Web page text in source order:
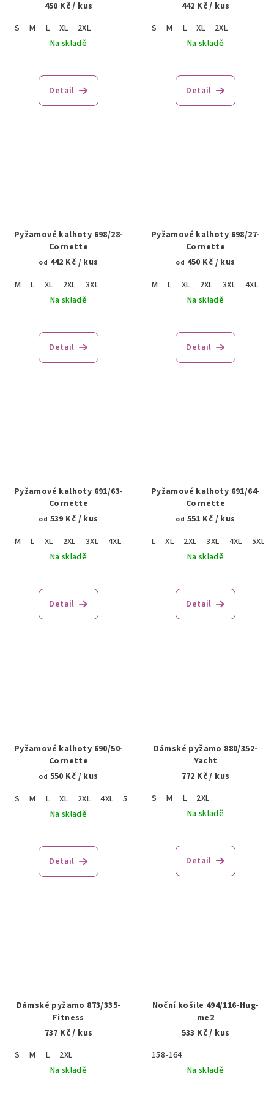
450 Kč/ kus
S
M L XL
2XL
Na skladě
Detail
442 Kč/ kus
S
M L XL
2XL
Na skladě
Detail
Pyžamové kalhoty 698/28-
Cornette
od 442 Kč / kus
M
L XL 2XL
3XL
Na skladě
Detail
Pyžamové kalhoty 698/27-
Cornette
od 450 Kč / kus
M
L XL 2XL 3XL
4XL
Na skladě
Detail
Pyžamové kalhoty 691/63-
Cornette
od 539 Kč / kus
M
L XL 2XL 3XL 4XL
Na skladě
Detail
Pyžamové kalhoty 691/64-
Cornette
od 551 Kč / kus
L
XL 2XL 3XL 4XL
5XL
Na skladě
Detail
Pyžamové kalhoty 690/50-
Cornette
od 550 Kč / kus
S
M L XL 2XL 4XL
5XL
Na skladě
Detail
Dámské pyžamo 880/352-
Yacht
772 Kč/ kus
S
M L
2XL
Na skladě
Detail
Dámské pyžamo 873/335-
Fitness
737 Kč/ kus
S
M L
2XL
Na skladě
Noční košile 494/116-Hug-
me2
533 Kč/ kus
158-164
Na skladě